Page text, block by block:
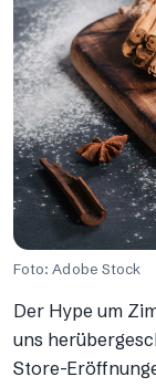
Foto: Adobe Stock
Der Hype um
uns
Store-